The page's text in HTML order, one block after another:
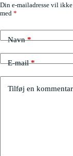
Din e-mailadresse vil
med *
Navn*
E-mail*
Tilføj en kommentar